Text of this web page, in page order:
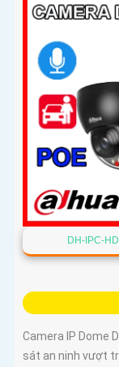
DH-IPC-
Camera IP Dome
sát an ninh vượt